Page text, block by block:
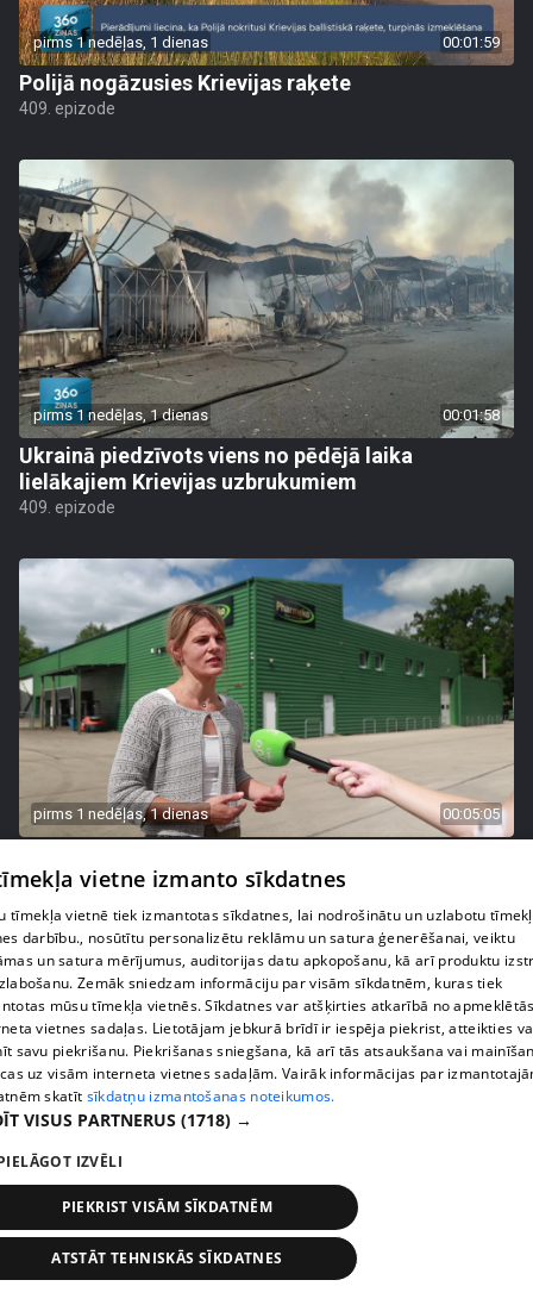
pirms 1 nedēļas, 1 dienas 00:01:59
Polijā nogāzusies Krievijas raķete
409. epizode
pirms 1 nedēļas, 1 dienas 00:01:58
Ukrainā piedzīvots viens no pēdējā laika
lielākajiem Krievijas uzbrukumiem
409. epizode
pirms 1 nedēļas, 1 dienas 00:05:05
cenu?
409. epizode
pirms 1 nedēļas, 1 dienas
Ogas un sēnes šogad dārgākas, bet uzpirkšanas
punktos to krietni mazāk
vietne izmanto sīkdatnes
tīmekļa vietnē tiek izmantotas sīkdatnes, lai nodrošinātu un uzlabotu
darbību., nosūtītu personalizētu reklāmu un satura ģenerēšanai, veiktu
un satura mērījumus, auditorijas datu apkopošanu, kā arī produktu
Zemāk sniedzam informāciju par visām sīkdatnēm, kuras tiek
mūsu tīmekļa vietnēs. Sīkdatnes var atšķirties atkarībā no
vietnes sadaļas. Lietotājam jebkurā brīdī ir iespēja piekrist, atteikties
savu piekrišanu. Piekrišanas sniegšana, kā arī tās atsaukšana vai
uz visām interneta vietnes sadaļām. Vairāk informācijas par
skatīt sīkdatņu izmantošanas noteikumos.
VISUS PARTNERUS (1718) →
IZVĒLI
PIEKRIST VISĀM SĪKDATNĒM
ATSTĀT TEHNISKĀS SĪKDATNES